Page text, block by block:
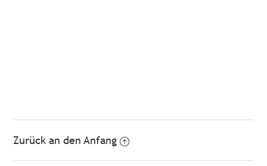
Zurück an den Anfang